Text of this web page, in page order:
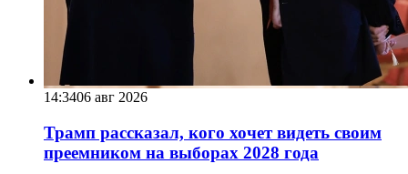
14:3406 авг 2026
Трамп рассказал, кого хочет видеть своим
преемником на выборах 2028 года